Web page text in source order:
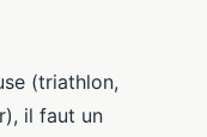
(triathlon,
il faut un